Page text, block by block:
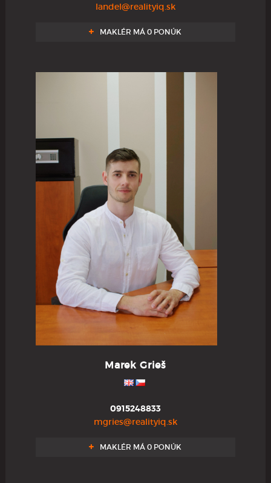
landel@realityiq.sk
MAKLÉR MÁ 0 PONÚK
Marek Grieš
0915248833
mgries@realityiq.sk
MAKLÉR MÁ 0 PONÚK